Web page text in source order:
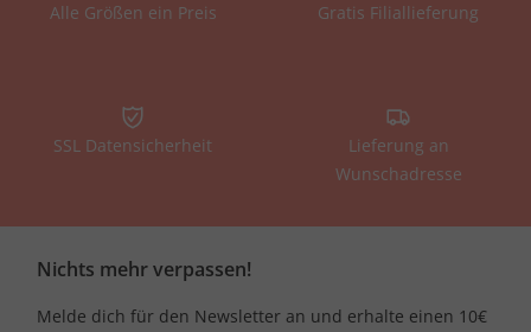
Alle Größen ein Preis Gratis Filiallieferung
SSL Datensicherheit
Lieferung an
Wunschadresse
Nichts mehr verpassen!
Melde dich für den Newsletter an und erhalte einen 10€